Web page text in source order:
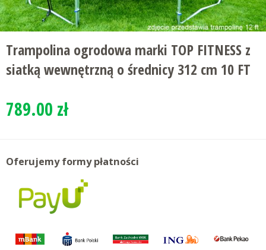
Trampolina ogrodowa marki TOP FITNESS z
siatką wewnętrzną o średnicy 312 cm 10 FT
789.00 zł
Oferujemy formy płatności